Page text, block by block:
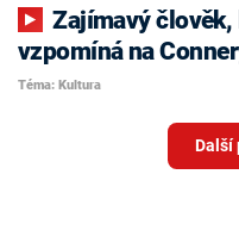
Zajímavý člověk, který trochu šišlal,
vzpomíná na
Téma: Kultura
Další